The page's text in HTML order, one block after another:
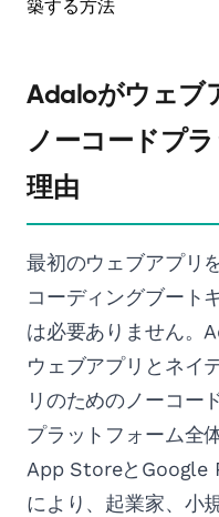
Adaloがウェブ
ノーコードプ
理由
最初のウェブアプリ
コーディングブート
は必要ありません。
ウェブアプリとネイ
リのためのノーコー
プラットフォーム全
App StoreとGoogle
により、起業家、小